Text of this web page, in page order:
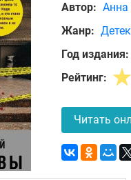
Автор: Анна
Жанр:
Год издания:
Рейтинг:
Читать